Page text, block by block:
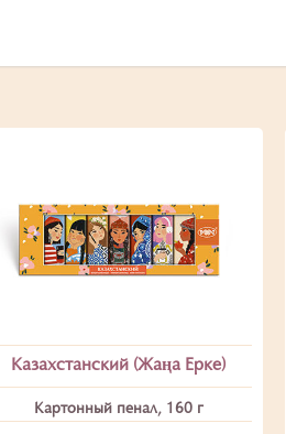
Казахстанский (Жаңа Ерке)
Картонный пенал, 160 г